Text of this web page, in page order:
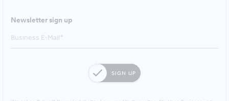
Newsletter sign up
SIGN UP